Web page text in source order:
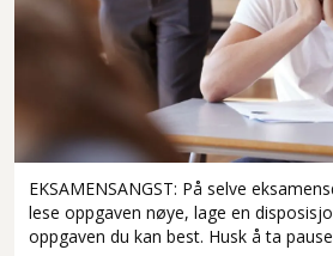
EKSAMENSANGST: På selve
lese oppgaven nøye, lage en
oppgaven du kan best. Husk å ta